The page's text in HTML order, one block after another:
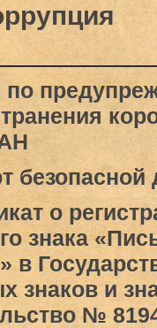
по
о
знака
в
знаков и
№